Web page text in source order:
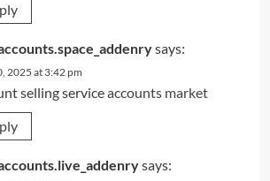
says:
2025 at 3:42 pm
selling serviceaccounts market
says: